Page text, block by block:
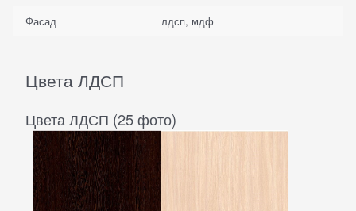
Фасад
лдсп, мдф
Цвета ЛДСП
Цвета ЛДСП (25 фото)